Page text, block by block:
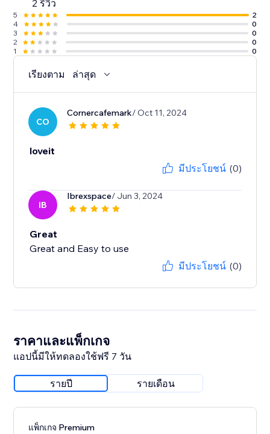
2 รีวิว
5
2
4
0
3
0
2
0
1
0
เรียงตาม ล่าสุด
CO
Cornercafemark/ Oct 11, 2024
loveit
มีประโยชน์ (0)
IB
Ibrexspace/ Jun 3, 2024
Great
Great and Easy to use
มีประโยชน์ (0)
ราคาและแพ็กเกจ
แอปนี้มีให้ทดลองใช้ฟรี 7 วัน
รายปี รายเดือน
แพ็กเกจ Premium